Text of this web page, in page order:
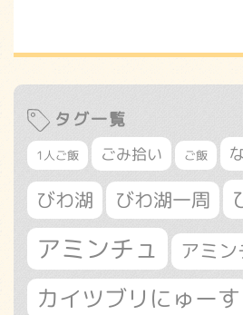
タグ一覧
1人ご飯 ごみ拾い ご飯
びわ湖 びわ湖一周
アミンチュ アミ
カイツブリにゅーす